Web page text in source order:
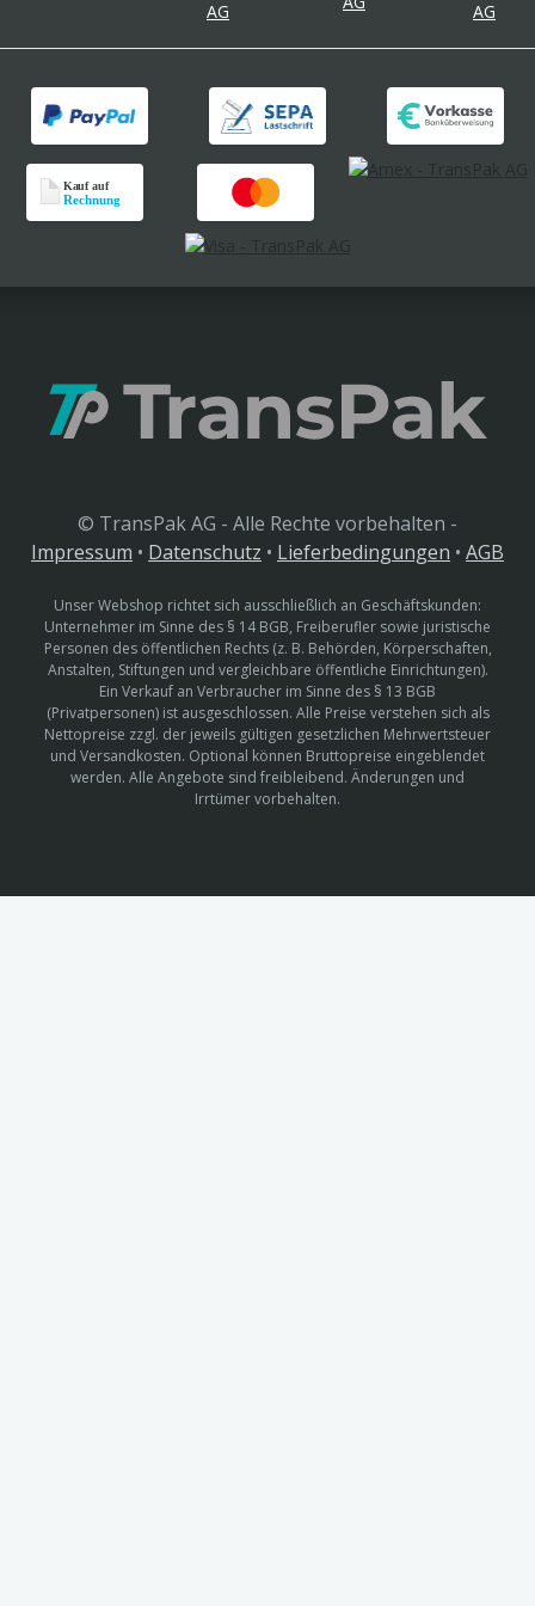
© TransPak AG - Alle Rechte vorbehalten -
Impressum • Datenschutz • Lieferbedingungen • AGB
Unser Webshop richtet sich ausschließlich an Geschäftskunden:
Unternehmer im Sinne des § 14 BGB, Freiberufler sowie juristische
Personen des öffentlichen Rechts (z. B. Behörden, Körperschaften,
Anstalten, Stiftungen und vergleichbare öffentliche Einrichtungen).
Ein Verkauf an Verbraucher im Sinne des § 13 BGB
(Privatpersonen) ist ausgeschlossen. Alle Preise verstehen sich als
Nettopreise zzgl. der jeweils gültigen gesetzlichen Mehrwertsteuer
und Versandkosten. Optional können Bruttopreise eingeblendet
werden. Alle Angebote sind freibleibend. Änderungen und
Irrtümer vorbehalten.